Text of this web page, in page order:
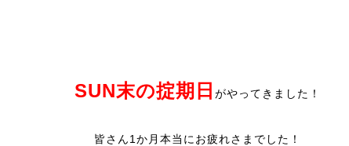
SUN末の掟期日 がやってきました！
皆さん1か月本当にお疲れさまでした！